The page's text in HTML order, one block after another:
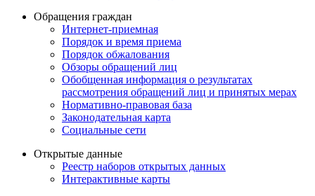
Обращения граждан
Интернет-приемная
Порядок и время приема
Порядок обжалования
Обзоры обращений лиц
Обобщенная информация о результатах
рассмотрения обращений лиц и принятых мерах
Нормативно-правовая база
Законодательная карта
Социальные сети
Открытые данные
Реестр наборов открытых данных
Интерактивные карты